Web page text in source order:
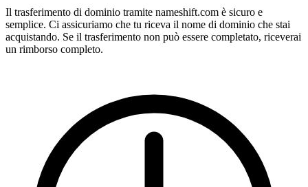
Il trasferimento di dominio tramite nameshift.com è sicuro e
semplice. Ci assicuriamo che tu riceva il nome di dominio che stai
acquistando. Se il trasferimento non può essere completato, riceverai
un rimborso completo.